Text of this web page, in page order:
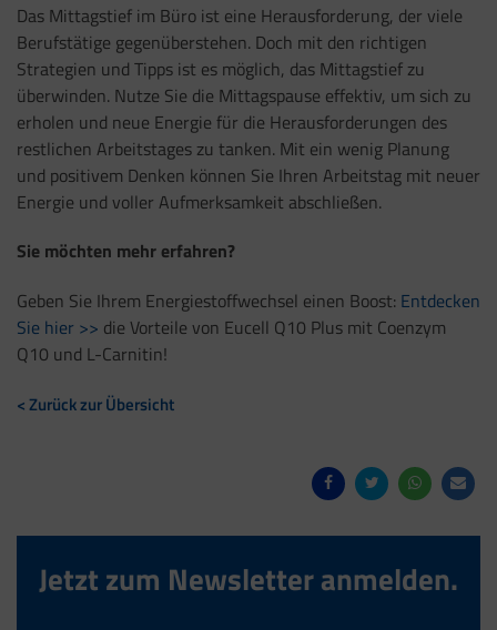
Das Mittagstief im Büro ist eine Herausforderung, der viele
Berufstätige gegenüberstehen. Doch mit den richtigen
Strategien und Tipps ist es möglich, das Mittagstief zu
überwinden. Nutze Sie die Mittagspause effektiv, um sich zu
erholen und neue Energie für die Herausforderungen des
restlichen Arbeitstages zu tanken. Mit ein wenig Planung
und positivem Denken können Sie Ihren Arbeitstag mit neuer
Energie und voller Aufmerksamkeit abschließen.
Sie möchten mehr erfahren?
Geben Sie Ihrem Energiestoffwechsel einen Boost: Entdecken
Sie hier >> die Vorteile von Eucell Q10 Plus mit Coenzym
Q10 und L-Carnitin!
< Zurück zur Übersicht
Jetzt zum Newsletter anmelden.